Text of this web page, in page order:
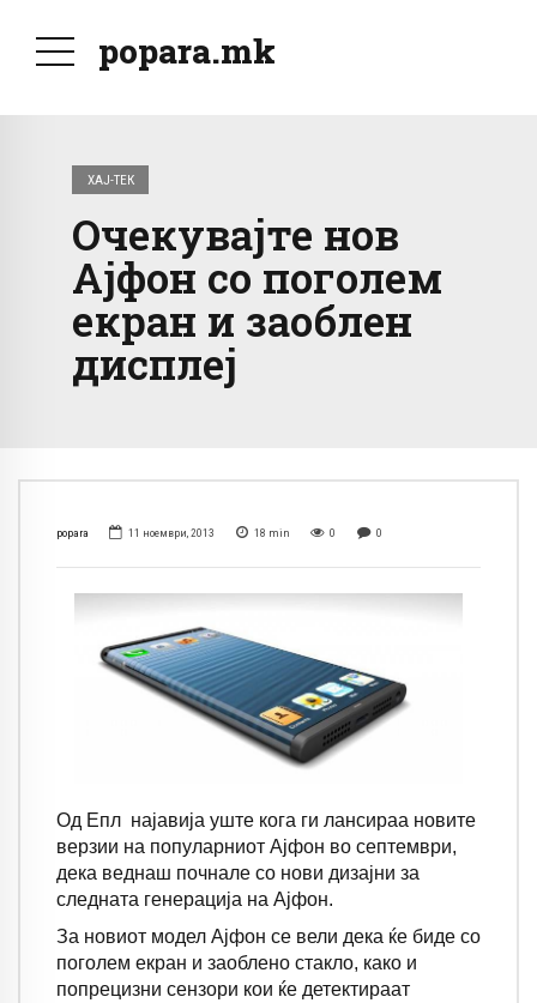
popara.mk
ХАЈ-ТЕК
Очекувајте нов
Ајфон со поголем
екран и заоблен
дисплеј
popara 11 ноември, 2013 18 min 0 0
Од Епл најавија уште кога ги лансираа новите
верзии на популарниот Ајфон во септември,
дека веднаш почнале со нови дизајни за
следната генерација на Ајфон.
За новиот модел Ајфон се вели дека ќе биде со
поголем екран и заоблено стакло, како и
попрецизни сензори кои ќе детектираат